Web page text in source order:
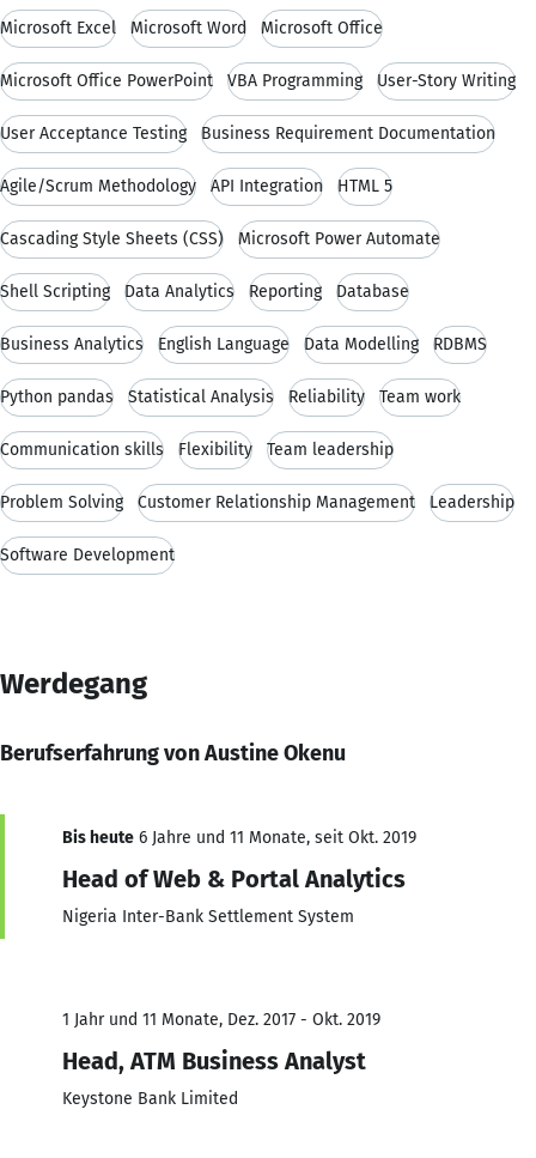
Microsoft Excel Microsoft Word Microsoft Office
Microsoft Office PowerPoint VBA Programming User-Story Writing
User Acceptance Testing Business Requirement Documentation
Agile/Scrum Methodology API Integration HTML 5
Cascading Style Sheets (CSS) Microsoft Power Automate
Shell Scripting Data Analytics Reporting Database
Business Analytics English Language Data Modelling RDBMS
Python pandas Statistical Analysis Reliability Team work
Communication skills Flexibility Team leadership
Problem Solving Customer Relationship Management Leadership
Software Development
Werdegang
Berufserfahrung von Austine Okenu
Bis heute 6 Jahre und 11 Monate, seit Okt. 2019
Head of Web & Portal Analytics
Nigeria Inter-Bank Settlement System
1 Jahr und 11 Monate, Dez. 2017 - Okt. 2019
Head, ATM Business Analyst
Keystone Bank Limited